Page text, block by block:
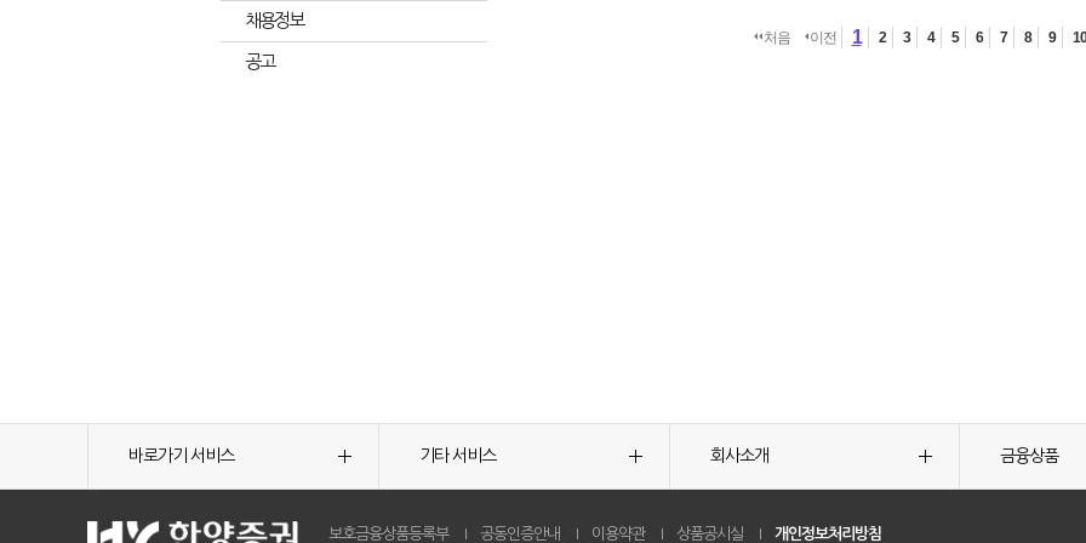
채용정보
공고
처음 이전 1 2 3 4 5 6 7 8 9 10
바로가기 서비스 기타 서비스 회사소개 금융상품
보호금융상품등록부 공동인증안내 이용약관 상품공시실 개인정보처리방침